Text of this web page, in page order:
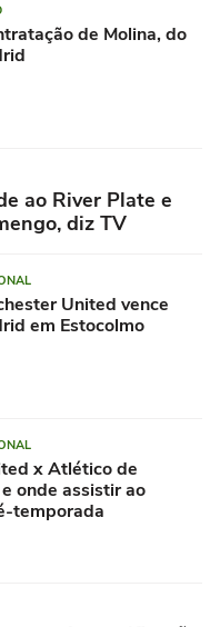
de Molina, do
ao River Plate e
diz TV
United vence
em Estocolmo
x Atlético de
onde assistir ao
temporada